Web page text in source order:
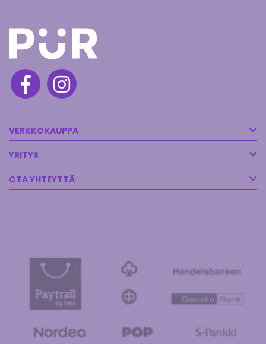
VERKKOKAUPPA
YRITYS
OTA YHTEYTTÄ